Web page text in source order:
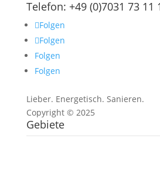
Telefon: +49 (0)7031 73 11
Folgen
Folgen
Folgen
Folgen
Lieber. Energetisch. Sanieren.
Copyright © 2025
Gebiete